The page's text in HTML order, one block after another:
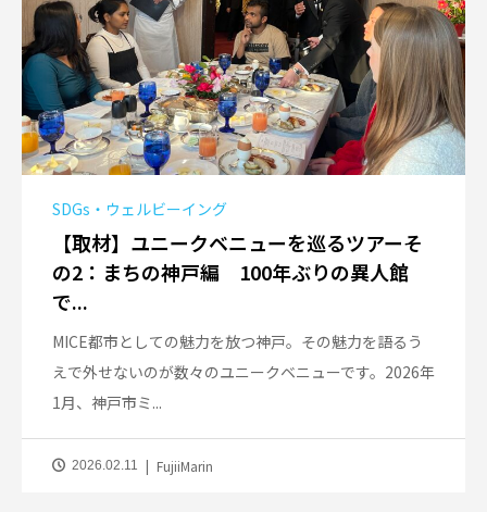
SDGs・ウェルビーイング
【取材】ユニークベニューを巡るツアーそ
の2：まちの神戸編 100年ぶりの異人館
で...
MICE都市としての魅力を放つ神戸。その魅力を語るう
えで外せないのが数々のユニークベニューです。2026年
1月、神戸市ミ...
2026.02.11 FujiiMarin